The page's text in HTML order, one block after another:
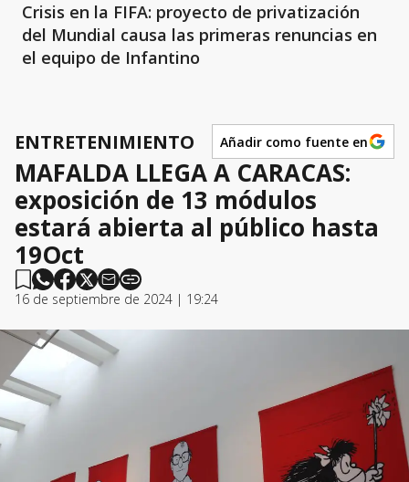
Crisis en la FIFA: proyecto de privatización
del Mundial causa las primeras renuncias en
el equipo de Infantino
ENTRETENIMIENTO Añadir como fuente en
MAFALDA LLEGA A CARACAS:
exposición de 13 módulos
estará abierta al público hasta
19Oct
16 de septiembre de 2024 | 19:24